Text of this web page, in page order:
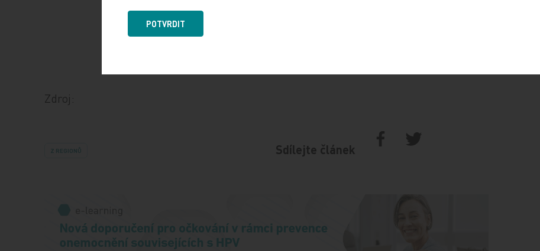
Zdroj:
Z REGIONŮ Sdílejte článek
POTVRDIT